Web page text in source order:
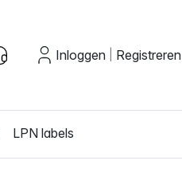
Inloggen Registreren
LPN labels